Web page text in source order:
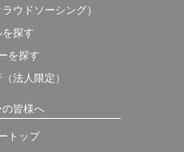
ウドソーシング）
を探す
を探す
法人限定）
の皆様へ
トップ